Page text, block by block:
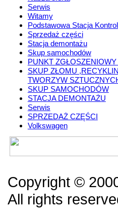
Serwis
Witamy
Podstawowa Stacja
Sprzedaż części
Stacja demontażu
Skup samochodów
PUNKT
SKUP ZŁOMU
TWORZYW
SKUP SAMOCHODÓW
STACJA DEMONTAŻU
Serwis
SPRZEDAŻ CZĘŚCI
Volkswagen
Copyright ©
All rights